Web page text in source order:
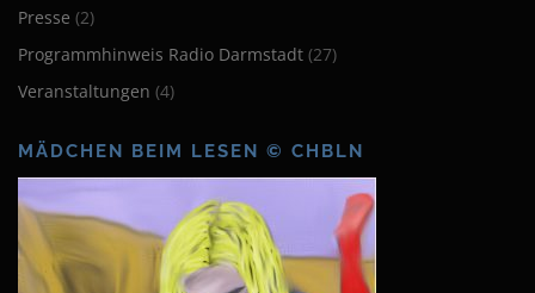
Presse (2)
Programmhinweis Radio Darmstadt (27)
Veranstaltungen (4)
MÄDCHEN BEIM LESEN © CHBLN